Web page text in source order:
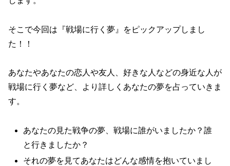
そこで今回は『戦場に行く夢』をピックアップしまし
た！！
あなたやあなたの恋人や友人、好きな人などの身近な人が
戦場に行く夢など、より詳しくあなたの夢を占っていきま
す。
あなたの見た戦争の夢、戦場に誰がいましたか？誰
と行きましたか？
それの夢を見てあなたはどんな感情を抱いていまし